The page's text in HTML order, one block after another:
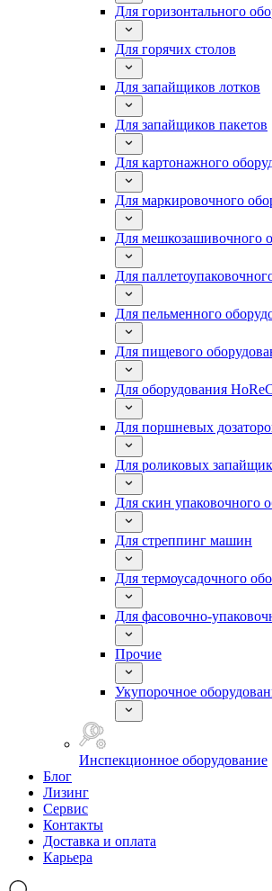
Для горизонтального
Для горячих столов
Для запайщиков лотков
Для запайщиков пакетов
Для картонажного
Для маркировочного
Для мешкозашивочного
Для
Для пельменного
Для пищевого
Для оборудования
Для поршневых
Для роликовых
Для скин упаковочного
Для стреппинг машин
Для термоусадочного
Для фасовочно-
Прочие
Укупорочное
Инспекционное оборудование
Блог
Лизинг
Сервис
Контакты
Доставка и оплата
Карьера